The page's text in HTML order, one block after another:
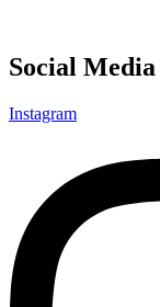
Social Media
Instagram